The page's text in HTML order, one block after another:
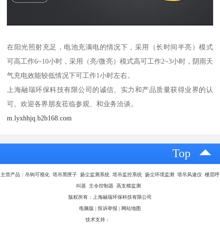
在阳光照射充足，电池充满电的情况下，采用（长时间半亮）模式
可高工作6~10小时，采用（亮/微亮）模式高可工作2~3小时，阴雨天
气充电效能较低情况下可工作1小时左右。
上海融瑞环保科技有限公司的诚信、实力和产品质量获得业界的认
可。欢迎各界朋友莅临参观、和业务洽谈。
m.lyxhhjq.b2b168.com
Top
主营产品：吊钩可视化 塔吊黑匣子 扬尘监测系统 塔吊监控系统 扬尘环境监测 塔吊风速仪 楼层呼
叫器 主令控制器 高支模监测
版权所有：上海融瑞环保科技有限公司
电脑版 | 投诉举报 | 网站地图
技术支持：